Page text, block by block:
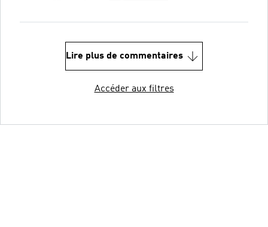
Lire plus de commentaires
Accéder aux filtres